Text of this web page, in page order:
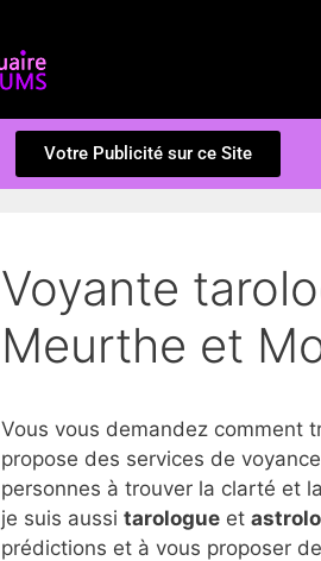
Votre Publicité sur ce Site
Voyante
Meurthe et
Vous vous demandez comment
propose des services de
personnes à trouver la clarté et
je suis aussi tarologue et
prédictions et à vous proposer